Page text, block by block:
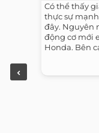
Có thể thấy
thực sự
đây. Nguyên
động cơ mới
Honda. Bên